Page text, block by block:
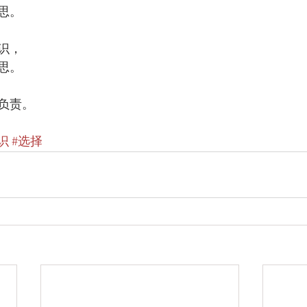
。
，
。
责。
#选择